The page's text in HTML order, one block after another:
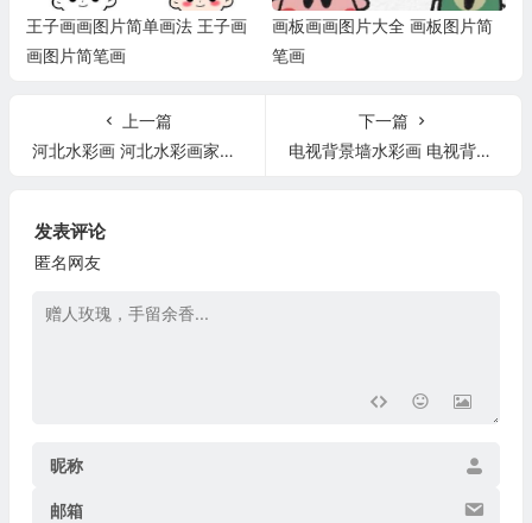
王子画画图片简单画法 王子画
画图片简笔画
画板画画图片大全 画板图片简
笔画
上一篇
河北水彩画 河北水彩画家名单
下一篇
电视背景墙水彩画 电视背景墙水彩画图片
发表评论
匿名网友
昵称
邮箱